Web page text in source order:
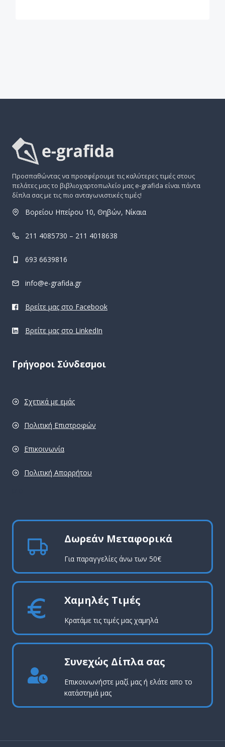
Προσπαθώντας να προσφέρουμε τις καλύτερες τιμές στους
πελάτες μας το βιβλιοχαρτοπωλείο μας e-grafida είναι πάντα
δίπλα σας με τις πιο ανταγωνιστικές τιμές!
Βορείου Ηπείρου 10, Θηβών, Νίκαια
211 4085730 – 211 4018638
693 6639816
info@e-grafida.gr
Βρείτε μας στο Facebook
Βρείτε μας στο LinkedIn
Γρήγοροι Σύνδεσμοι
Σχετικά με εμάς
Πολιτική Επιστροφών
Επικοινωνία
Πολιτική Απορρήτου
Δωρεάν Μεταφορικά
Για παραγγελίες άνω των 50€
Χαμηλές Τιμές
Κρατάμε τις τιμές μας χαμηλά
Συνεχώς Δίπλα σας
Επικοινωνήστε μαζί μας ή ελάτε απο το
κατάστημά μας